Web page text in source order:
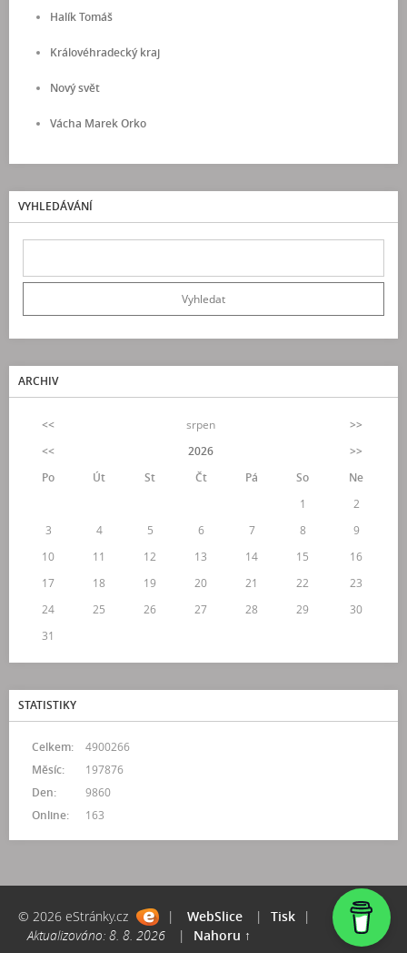
Halík Tomáš
Královéhradecký kraj
Nový svět
Vácha Marek Orko
VYHLEDÁVÁNÍ
ARCHIV
<< srpen
>>
<<
2026
>>
Po
Út St Čt Pá So
Ne
1
2
3
4 5 6 7 8
9
10
11 12 13 14 15
16
17
18 19 20 21 22
23
24
25 26 27 28 29
30
31
STATISTIKY
Online: 163
Celkem:
4900266
Měsíc:
197876
Den:
9860
© 2026 eStránky.cz | WebSlice | Tisk
|
Aktualizováno: 8. 8. 2026
| Nahoru ↑